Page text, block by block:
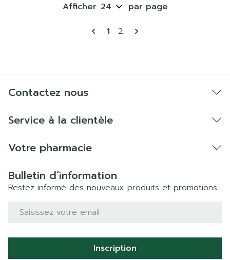
Pages
Vous lisez actuellement la
1 Page
2
Afficher par page
Contactez nous
Service à la clientèle
Votre pharmacie
Bulletin d’information
Restez informé des nouveaux produits et promotions
Adresse mail
Inscription